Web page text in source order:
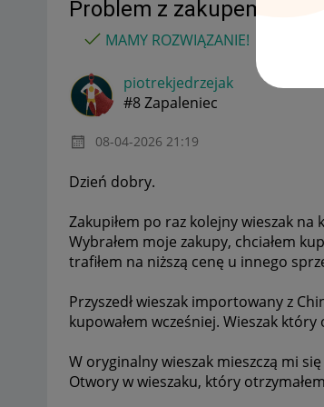
Problem z zakupem -
MAMY ROZWIĄZANIE!
piotrekjedrzejak
#8 Zapaleniec
‎08-04-2026 21:19
Dzień dobry.
Zakupiłem po raz kolejny wieszak
Wybrałem moje zakupy, chciałem
trafiłem na niższą cenę u innego
Przyszedł wieszak importowany z
kupowałem wcześniej. Wieszak
W oryginalny wieszak mieszczą mi
Otwory w wieszaku, który